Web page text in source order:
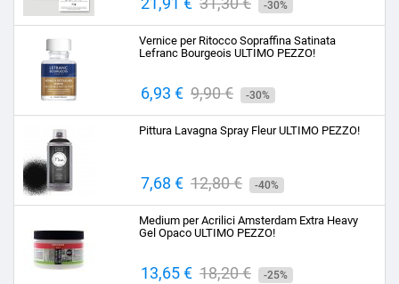
base
-30%
Vernice per Ritocco Sopraffina Satinata
Lefranc Bourgeois ULTIMO PEZZO!
Prezzo
6,93 € Prezzo
base
9,90 € -30%
Pittura Lavagna Spray Fleur ULTIMO PEZZO!
Prezzo
7,68 € Prezzo
base
12,80 € -40%
Medium per Acrilici Amsterdam Extra Heavy
Gel Opaco ULTIMO PEZZO!
Prezzo
13,65 € Prezzo
18,20 € -25%